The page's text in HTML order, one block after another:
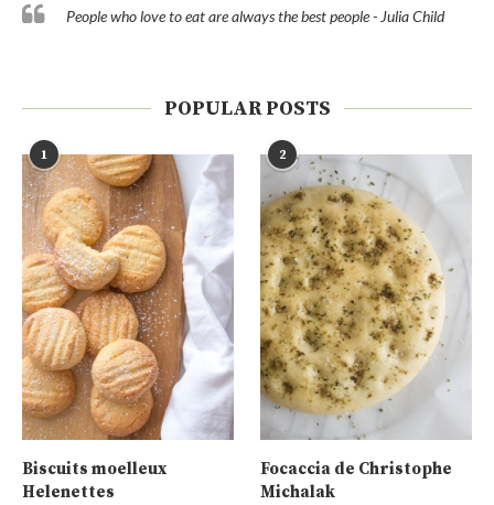
People who love to eat are always the best people - Julia Child
POPULAR POSTS
1
Biscuits moelleux
Helenettes
2
Focaccia de Christophe
Michalak